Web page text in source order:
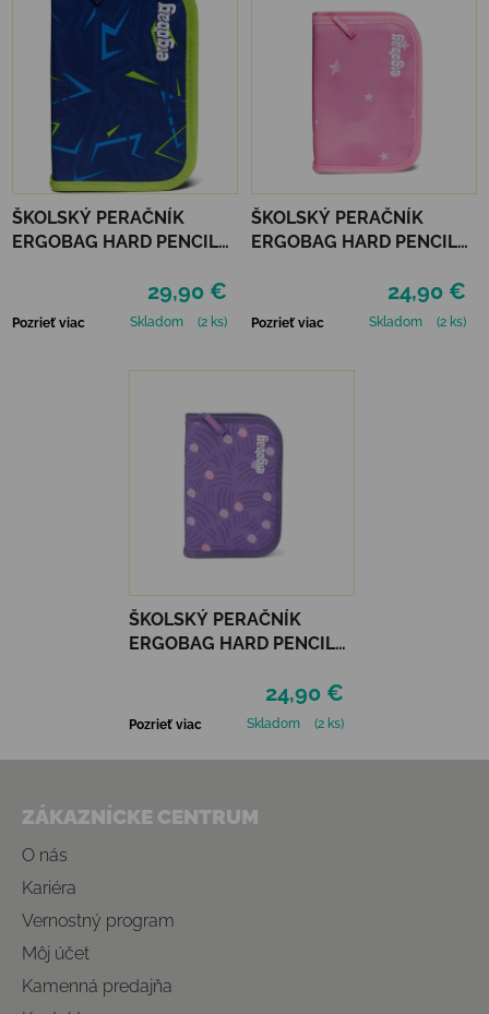
ŠKOLSKÝ PERAČNÍK
ERGOBAG HARD PENCIL
29,90 €
Pozrieť viac Skladom (2 ks)
ŠKOLSKÝ PERAČNÍK
ERGOBAG HARD PENCIL
24,90 €
Pozrieť viac Skladom (2 ks)
ŠKOLSKÝ PERAČNÍK
ERGOBAG HARD PENCIL
24,90 €
Pozrieť viac Skladom (2 ks)
ZÁKAZNÍCKE CENTRUM
O nás
Kariéra
Vernostný program
Môj účet
Kamenná predajňa